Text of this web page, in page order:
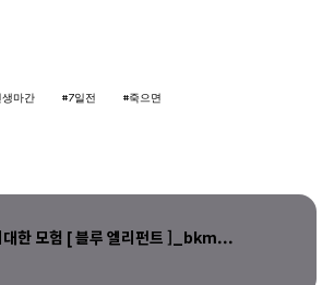
마간 #7일전 #죽으면
대한 모험 [ 블루 엘리펀트 ]_bkm...